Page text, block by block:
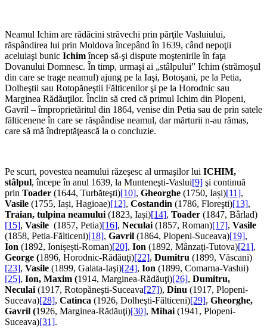
Neamul Ichim are rădăcini străvechi prin părţile Vasluiului,
răspândirea lui prin Moldova începând în 1639, când nepoţii
aceluiaşi bunic Ichimîncep să-şi dispute moştenirile în faţa
Dovanului Domnesc. În timp, urmaşi ai „stâlpului” Ichim (strămoşul
din care se trage neamul) ajung pe la Iaşi, Botoşani, pe la Petia,
Dolheştii sau Rotopăneştii Fălticenilor şi pe la Horodnic sau
Marginea Rădăuţilor. Înclin să cred că primul Ichim din Plopeni,
Gavril – împroprietăritul din 1864, venise din Petia sau de prin satele
fălticenene în care se răspândise neamul, dar mărturii n-au rămas,
care să mă îndreptăţească la o concluzie.
Pe scurt, povestea neamului răzeşesc al urmaşilor lui ICHIM,
stâlpul, începe în anul 1639, la Munteneşti-Vaslui[9] şi continuă
prin Toader (1644, Turbăteşti)[10], Gheorghe (1750, Iași)[11],
Vasile (1755, Iași, Hagioae)[12], Costandin (1786, Floreşti)[13],
Traian, tulpina neamului (1823, Iași)[14], Toader (1847, Bârlad)
[15], Vasile (1857, Petia)[16], Neculai (1857, Roman)[17], Vasile
(1858, Petia-Fălticeni)[18], Gavril (1864, Plopeni-Suceava)[19],
Ion (1892, Ionișești-Roman)[20], Ion (1892, Mânzați-Tutova)[21],
George (1896, Horodnic-Rădăuţi)[22], Dumitru (1899, Văscani)
[23], Vasile (1899, Galata-Iaşi)[24], Ion (1899, Comarna-Vaslui)
[25], Ion, Maxim (1914, Marginea-Rădăuţi)[26], Dumitru,
Neculai (1917, Rotopăneşti-Suceava[27]), Dinu (1917, Plopeni-
Suceava)[28], Catinca (1926, Dolheşti-Fălticeni)[29], Gheorghe,
Gavril (1926, Marginea-Rădăuţi)[30], Mihai (1941, Plopeni-
Suceava)[31].